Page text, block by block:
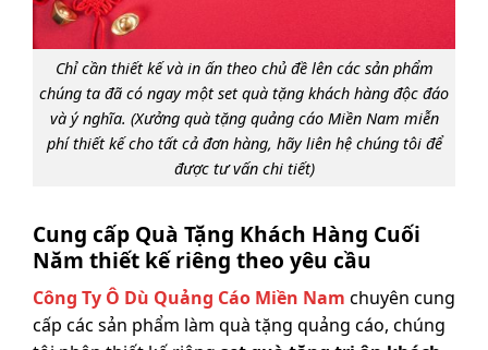
Chỉ cần thiết kế và in ấn theo chủ đề lên các sản phẩm
chúng ta đã có ngay một set quà tặng khách hàng độc đáo
và ý nghĩa. (Xưởng quà tặng quảng cáo Miền Nam miễn
phí thiết kế cho tất cả đơn hàng, hãy liên hệ chúng tôi để
được tư vấn chi tiết)
Cung cấp Quà Tặng Khách Hàng Cuối
Năm thiết kế riêng theo yêu cầu
Công Ty Ô Dù Quảng Cáo Miền Nam chuyên cung
cấp các sản phẩm làm quà tặng quảng cáo, chúng